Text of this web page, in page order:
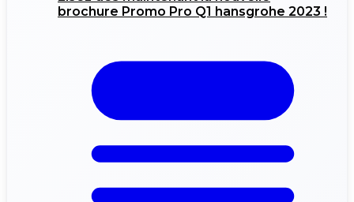
brochure Promo Pro Q1 hansgrohe 2023 !